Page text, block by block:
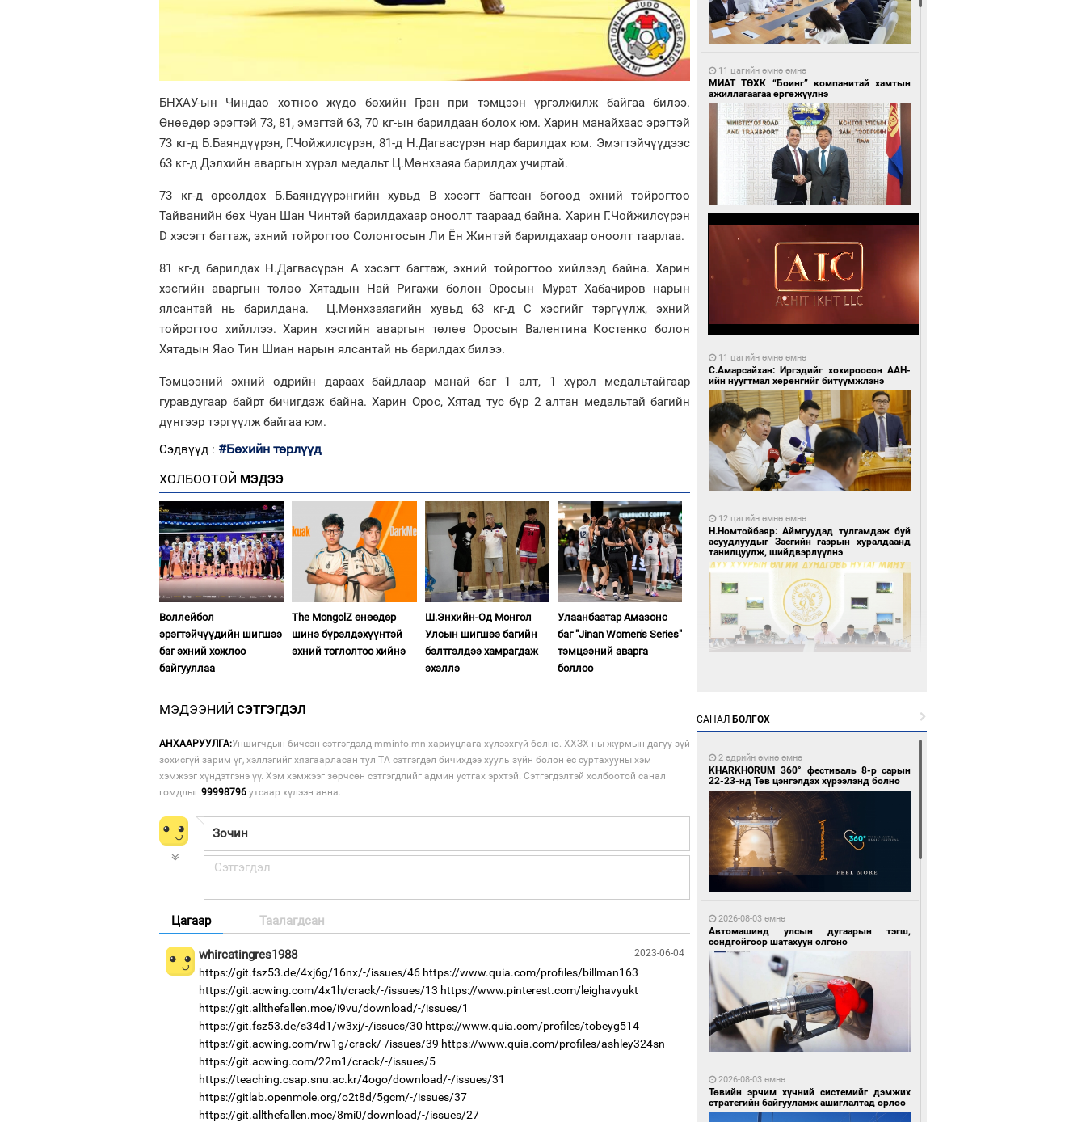
БНХАУ-ын Чиндао хотноо жүдо бөхийн Гран при тэмцээн үргэлжилж байгаа билээ.
Өнөөдөр эрэгтэй 73, 81, эмэгтэй 63, 70 кг-ын барилдаан болох юм. Харин манайхаас эрэгтэй
73 кг-д Б.Баяндүүрэн, Г.Чойжилсүрэн, 81-д Н.Дагвасүрэн нар барилдах юм. Эмэгтэйчүүдээс
63 кг-д Дэлхийн аваргын хүрэл медальт Ц.Мөнхзаяа барилдах учиртай.
73 кг-д өрсөлдөх Б.Баяндүүрэнгийн хувьд В хэсэгт багтсан бөгөөд эхний тойрогтоо
Тайванийн бөх Чуан Шан Чинтэй барилдахаар оноолт таараад байна. Харин Г.Чойжилсүрэн
D хэсэгт багтаж, эхний тойрогтоо Солонгосын Ли Ён Жинтэй барилдахаар оноолт таарлаа.
81 кг-д барилдах Н.Дагвасүрэн А хэсэгт багтаж, эхний тойрогтоо хийлээд байна. Харин
хэсгийн аваргын төлөө Хятадын Най Ригажи болон Оросын Мурат Хабачиров нарын
ялсантай нь барилдана. Ц.Мөнхзаяагийн хувьд 63 кг-д С хэсгийг тэргүүлж, эхний
тойрогтоо хийллээ. Харин хэсгийн аваргын төлөө Оросын Валентина Костенко болон
Хятадын Яао Тин Шиан нарын ялсантай нь барилдах билээ.
Тэмцээний эхний өдрийн дараах байдлаар манай баг 1 алт, 1 хүрэл медальтайгаар
гуравдугаар байрт бичигдэж байна. Харин Орос, Хятад тус бүр 2 алтан медальтай багийн
дүнгээр тэргүүлж байгаа юм.
Сэдвүүд : #Бөхийн төрлүүд
ХОЛБООТОЙ МЭДЭЭ
Воллейбол
эрэгтэйчүүдийн шигшээ
баг эхний хожлоо
байгууллаа
The MongolZ өнөөдөр
шинэ бүрэлдэхүүнтэй
эхний тоглолтоо хийнэ
Ш.Энхийн-Од Монгол
Улсын шигшээ багийн
бэлтгэлдээ хамрагдаж
эхэллэ
Улаанбаатар Амазонс
баг "Jinan Women's Series"
тэмцээний аварга
боллоо
МЭДЭЭНИЙ СЭТГЭГДЭЛ
АНХААРУУЛГА:Уншигчдын бичсэн сэтгэгдэлд mminfo.mn хариуцлага хүлээхгүй болно. ХХЗХ-ны журмын дагуу зүй
зохисгүй зарим үг, хэллэгийг хязгаарласан тул ТА сэтгэгдэл бичихдээ хууль зүйн болон ёс суртахууны хэм
хэмжээг хүндэтгэнэ үү. Хэм хэмжээг зөрчсөн сэтгэгдлийг админ устгах эрхтэй. Сэтгэгдэлтэй холбоотой санал
гомдлыг 99998796 утсаар хүлээн авна.
Цагаар Таалагдсан
2023-06-04
whircatingres1988
https://git.fsz53.de/4xj6g/16nx/-/issues/46 https://www.quia.com/profiles/billman163
https://git.acwing.com/4x1h/crack/-/issues/13 https://www.pinterest.com/leighavyukt
https://git.allthefallen.moe/i9vu/download/-/issues/1
https://git.fsz53.de/s34d1/w3xj/-/issues/30 https://www.quia.com/profiles/tobeyg514
https://git.acwing.com/rw1g/crack/-/issues/39 https://www.quia.com/profiles/ashley324sn
https://git.acwing.com/22m1/crack/-/issues/5
https://teaching.csap.snu.ac.kr/4ogo/download/-/issues/31
https://gitlab.openmole.org/o2t8d/5gcm/-/issues/37
https://git.allthefallen.moe/8mi0/download/-/issues/27
11 цагийн өмнө өмнө
МИАТ ТӨХК “Боинг” компанитай хамтын
ажиллагаагаа өргөжүүлнэ
11 цагийн өмнө өмнө
С.Амарсайхан: Иргэдийг хохироосон ААН-
ийн нуугтмал хөрөнгийг битүүмжлэнэ
12 цагийн өмнө өмнө
Н.Номтойбаяр: Аймгуудад тулгамдаж буй
асуудлуудыг Засгийн газрын хуралдаанд
танилцуулж, шийдвэрлүүлнэ
дугаартай автомашинтай иргэдэд шатахуун
олгоно
19 цагийн өмнө өмнө
С.Бямбацогт Зүүн Азийн эрэгтэйчүүдийн
тамирчдад амжилт хүслээ
20 цагийн өмнө өмнө
Согтуугаар тээврийн хэрэгсэл жолоодсон
95 зөрчил бүртгэгдлээ
САНАЛ БОЛГОХ
2 өдрийн өмнө өмнө
KHARKHORUM 360° фестиваль 8-р сарын
22-23-нд Төв цэнгэлдэх хүрээлэнд болно
2026-08-03 өмнө
Автомашинд улсын дугаарын тэгш,
сондгойгоор шатахуун олгоно
2026-08-03 өмнө
Төвийн эрчим хүчний системийг дэмжих
стратегийн байгууламж ашиглалтад орлоо